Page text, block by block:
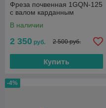
Фреза почвенная 1GQN-125
с валом карданным
В наличии
2 350 руб. 2 500 руб.
Купить
-4%